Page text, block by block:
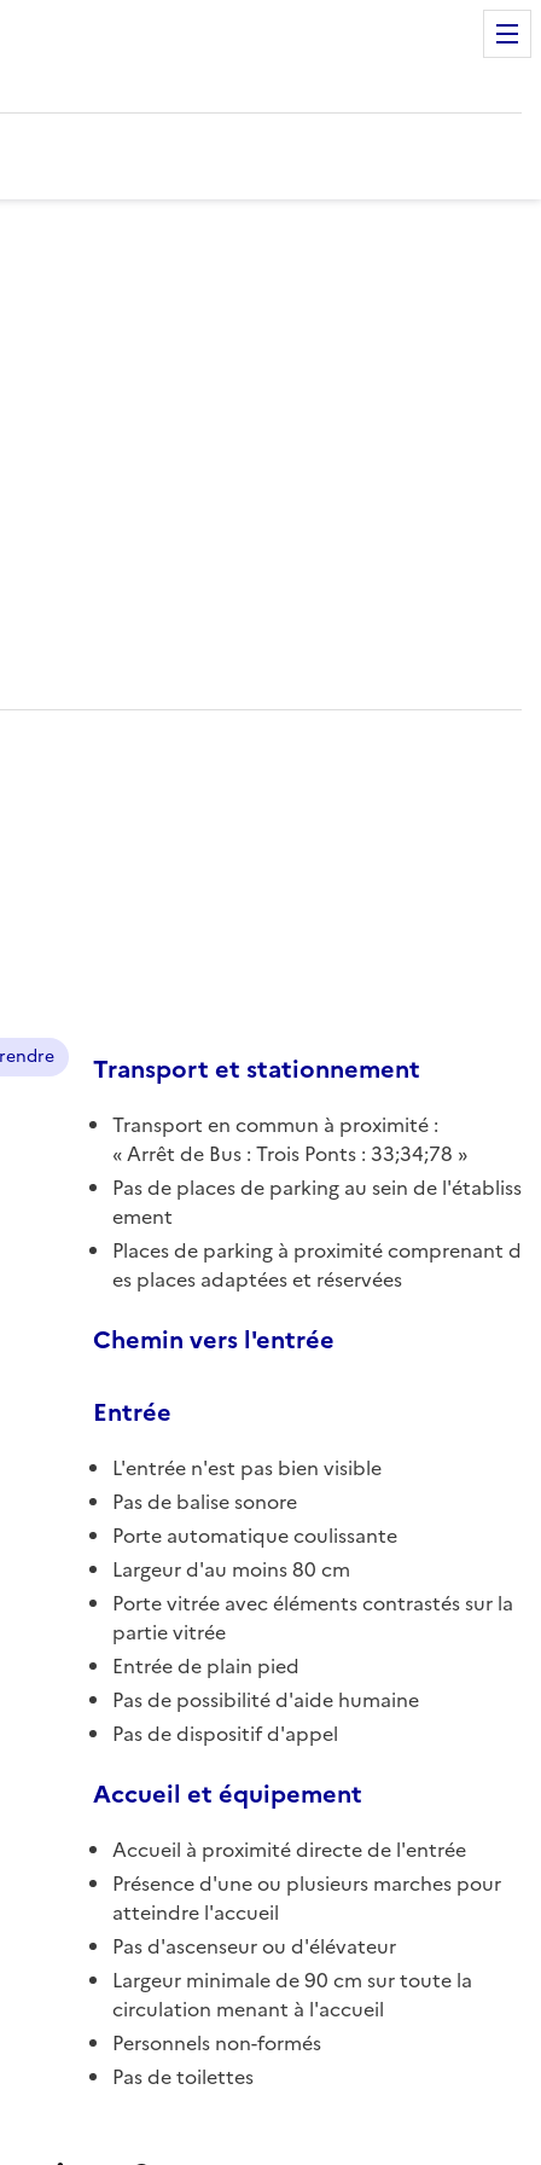
Transport et stationnement
Transport en commun à proximité :
Arrêt de Bus : Trois Ponts : 33;34;78
Pas de places de parking au sein de l'établiss
ement
Places de parking à proximité comprenant d
es places adaptées et réservées
Chemin vers l'entrée
Entrée
L'entrée n'est pas bien visible
Pas de balise sonore
Porte automatique coulissante
Largeur d'au moins 80 cm
Porte vitrée avec éléments contrastés sur la
partie vitrée
Entrée de plain pied
Pas de possibilité d'aide humaine
Pas de dispositif d'appel
Accueil et équipement
Accueil à proximité directe de l'entrée
Présence d'une ou plusieurs marches pour
atteindre l'accueil
Pas d'ascenseur ou d'élévateur
Largeur minimale de 90 cm sur toute la
circulation menant à l'accueil
Personnels non-formés
Pas de toilettes